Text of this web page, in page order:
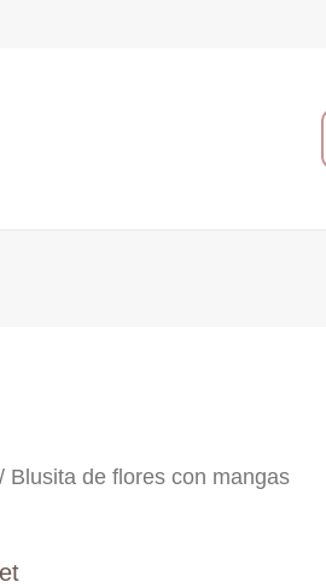
Blusita de flores con mangas